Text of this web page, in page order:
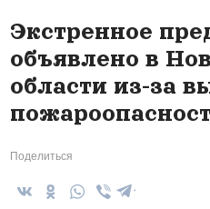
Экстренное
объявлено в
области из-за
Поделиться